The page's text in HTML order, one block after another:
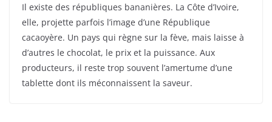
Il existe des républiques bananières. La Côte d’Ivoire,
elle, projette parfois l’image d’une République
cacaoyère. Un pays qui règne sur la fève, mais laisse à
d’autres le chocolat, le prix et la puissance. Aux
producteurs, il reste trop souvent l’amertume d’une
tablette dont ils méconnaissent la saveur.